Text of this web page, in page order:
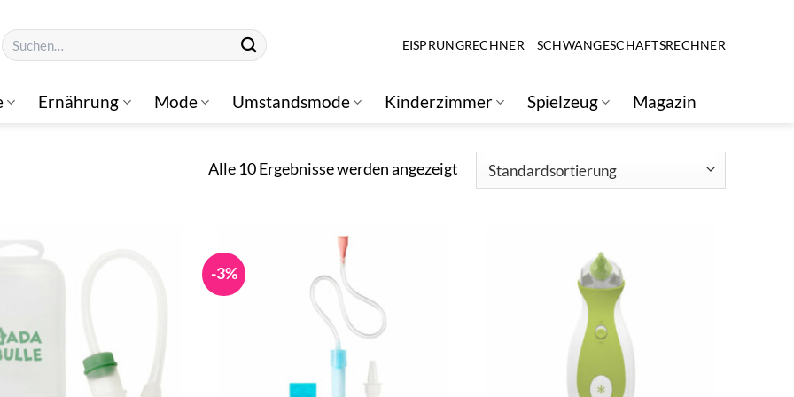
Suchen
nach:
EISPRUNGRECHNER SCHWANGESCHAFTSRECHNER
Ernährung Mode Umstandsmode Kinderzimmer Spielzeug Magazin
Alle 10 Ergebnisse werden angezeigt
-3%